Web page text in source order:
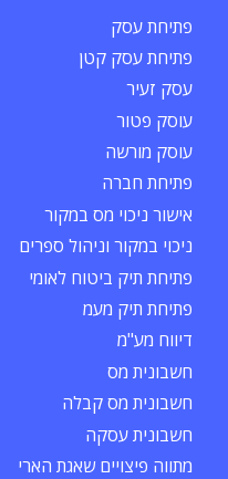
פתיחת עסק
פתיחת עסק קטן
עסק זעיר
עוסק פטור
עוסק מורשה
פתיחת חברה
אישור ניכוי מס במקור
ניכוי במקור וניהול ספרים
פתיחת תיק ביטוח לאומי
פתיחת תיק מעמ
דיווח מע"מ
חשבונית מס
חשבונית מס קבלה
חשבונית עסקה
מתווה פיצויים שאגת הארי